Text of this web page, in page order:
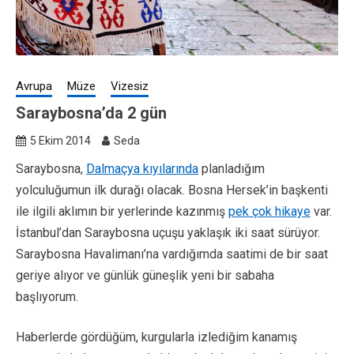
Avrupa Müze Vizesiz
Saraybosna’da 2 gün
5 Ekim 2014 Seda
Saraybosna, Dalmaçya kıyılarında planladığım
yolculuğumun ilk durağı olacak. Bosna Hersek’in başkenti
ile ilgili aklımın bir yerlerinde kazınmış pek çok hikaye var.
İstanbul’dan Saraybosna uçuşu yaklaşık iki saat sürüyor.
Saraybosna Havalimanı’na vardığımda saatimi de bir saat
geriye alıyor ve günlük güneşlik yeni bir sabaha
başlıyorum.
Haberlerde gördüğüm, kurgularla izlediğim kanamış